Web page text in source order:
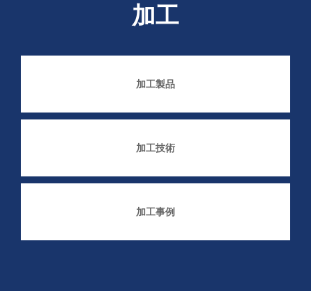
加工
加工製品
加工技術
加工事例